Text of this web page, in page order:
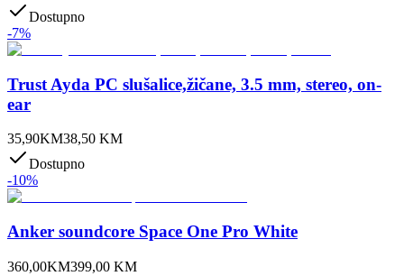
Dostupno
-7%
Trust Ayda PC slušalice,žičane, 3.5 mm, stereo, on-
ear
35,90KM38,50 KM
Dostupno
-10%
Anker soundcore Space One Pro White
360,00KM399,00 KM